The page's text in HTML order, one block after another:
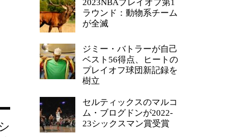
2023NBAプレイオフ第1
ラウンド：動物系チーム
が全滅
ジミー・バトラーが自己
ベスト56得点、ヒートの
プレイオフ球団新記録を
樹立
セルティックスのマルコ
ム・ブログドンが2022-
23シックスマン賞受賞